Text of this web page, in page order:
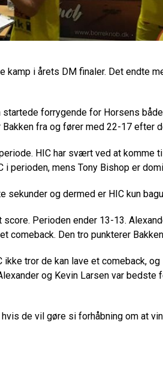
kamp i årets DM finaler. Det endte
startede forrygende for Horsens
fra og fører med 22-17 efter
HIC har svært ved at komme
perioden, mens Tony Bishop er
og dermed er HIC kun
Perioden ender 13-13.
comeback. Den tro punkterer
ikke tror de kan lave et comeback,
og Kevin Larsen var
de vil gøre si forhåbning om at